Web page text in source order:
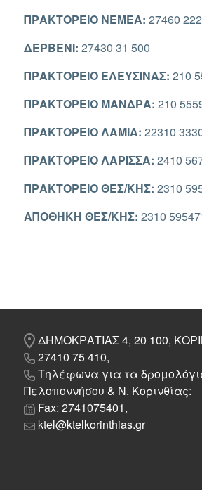
ΠΡΑΚΤΟΡΕΙΟ ΝΕΜΕΑ: 27460
ΔΕΡΒΕΝΙ:27430 31 500
ΠΡΑΚΤΟΡΕΙΟ ΕΛΕΥΣΙΝΑΣ:210
ΠΡΑΚΤΟΡΕΙΟ ΜΑΝΔΡΑ:210
ΠΡΑΚΤΟΡΕΙΟ ΛΑΜΙΑ:22310
ΠΡΑΚΤΟΡΕΙΟ ΛΑΡΙΣΣΑ:2410
ΠΡΑΚΤΟΡΕΙΟ ΘΕΣ/ΚΗΣ:2310
AΠΟΘΗΚΗ ΘΕΣ/ΚΗΣ:2310
ΔΗΜΟΚΡΑΤΙΑΣ 4, 20 100,
27410 75 410,
Τηλέφωνα για τα
Πελοποννήσου & Ν.
Fax: 2741075401,
ktel@ktelkorinthias.gr